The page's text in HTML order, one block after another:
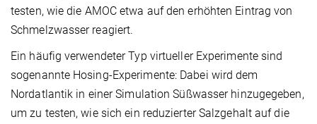
testen, wie die AMOC etwa auf den erhöhten Eintrag von
Schmelzwasser reagiert.
Ein häufig verwendeter Typ virtueller Experimente sind
sogenannte Hosing-Experimente: Dabei wird dem
Nordatlantik in einer Simulation Süßwasser hinzugegeben,
um zu testen, wie sich ein reduzierter Salzgehalt auf die